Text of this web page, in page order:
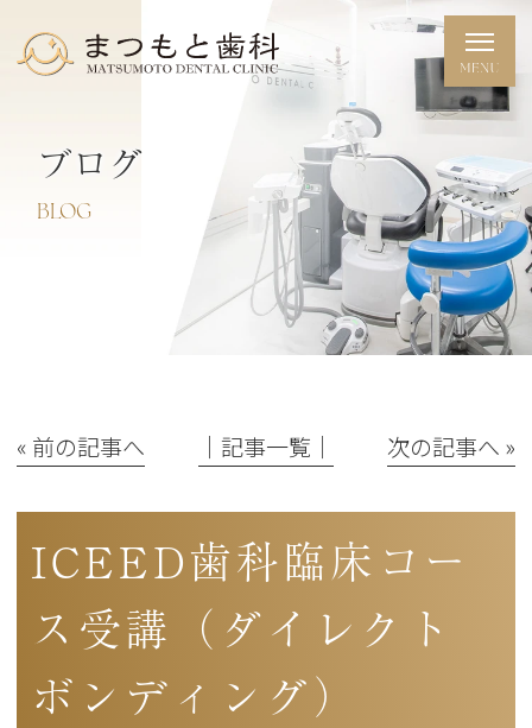
ブログ
BLOG
« 前の記事へ │記事一覧│ 次の記事へ »
ICEED歯科臨床コー
ス受講（ダイレクト
ボンディング）